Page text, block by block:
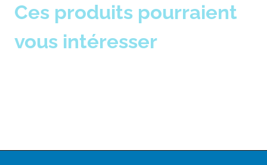
Ces produits pourraient
vous intéresser